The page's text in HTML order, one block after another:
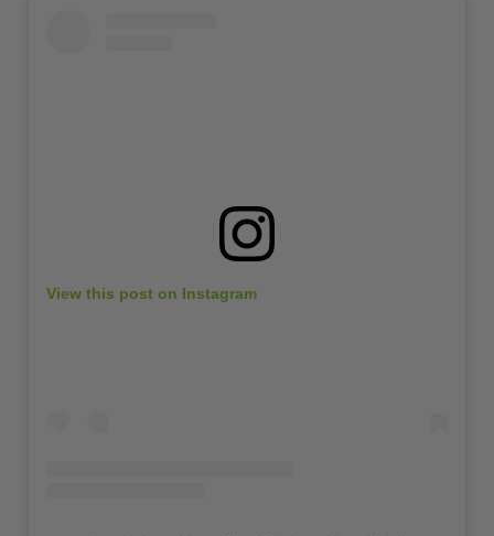
View this post on Instagram